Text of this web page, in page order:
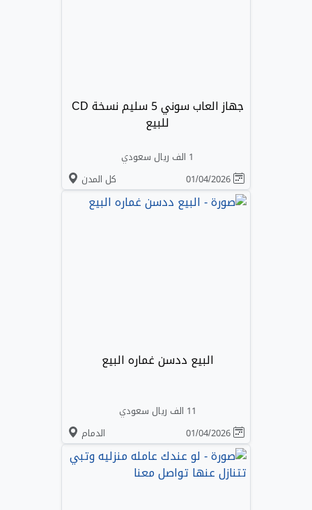
جهاز العاب سوني 5 سليم نسخة CD
للبيع
1 الف ريال سعودي
كل المدن
البيع ددسن غماره البيع
11 الف ريال سعودي
الدمام